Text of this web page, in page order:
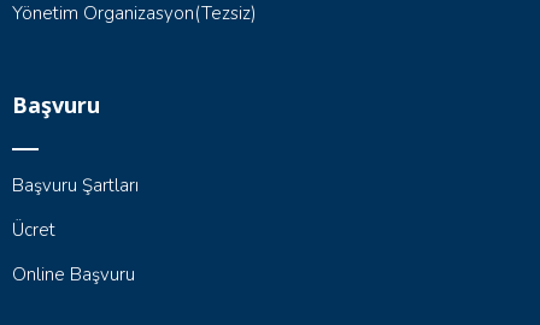
Yönetim Organizasyon(Tezsiz)
Başvuru
Başvuru Şartları
Ücret
Online Başvuru